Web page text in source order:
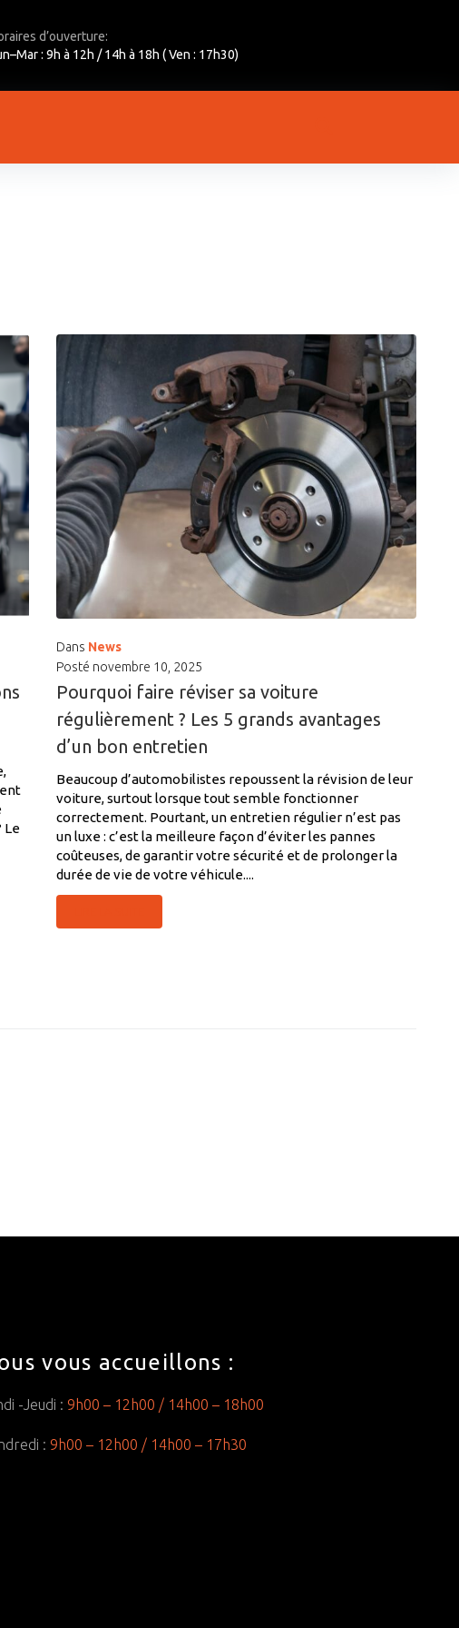
d’ouverture:
: 9h à 12h / 14h à 18h ( Ven : 17h30)
Le
Dans News
Posté novembre 10, 2025
Pourquoi faire réviser sa voiture
régulièrement ? Les 5 grands avantages
d’un bon entretien
Beaucoup d’automobilistes repoussent la révision de leur
voiture, surtout lorsque tout semble fonctionner
correctement. Pourtant, un entretien régulier n’est pas
un luxe : c’est la meilleure façon d’éviter les pannes
coûteuses, de garantir votre sécurité et de prolonger la
durée de vie de votre véhicule....
vous accueillons :
-Jeudi : 9h00 – 12h00 / 14h00 – 18h00
: 9h00 – 12h00 / 14h00 – 17h30